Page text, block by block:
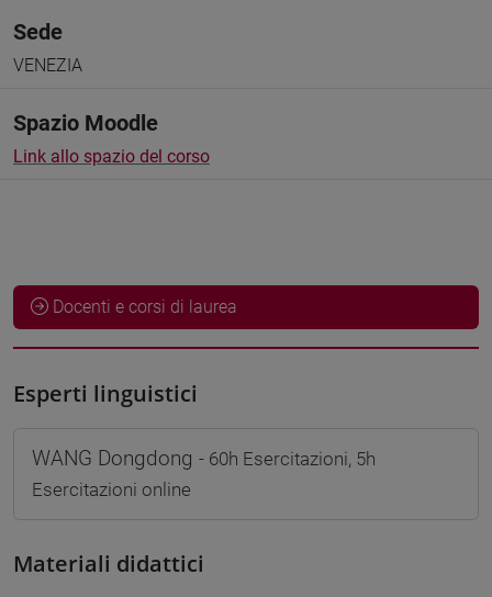
Sede
VENEZIA
Spazio Moodle
Link allo spazio del corso
Docenti e corsi di laurea
Esperti linguistici
WANG Dongdong - 60h Esercitazioni, 5h
Esercitazioni online
Materiali didattici